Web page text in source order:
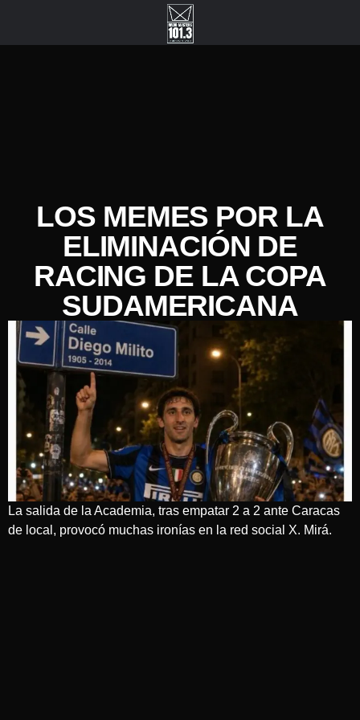
LOS MEMES POR LA
ELIMINACIÓN DE
RACING DE LA COPA
SUDAMERICANA
La salida de la Academia, tras empatar 2 a 2 ante Caracas
de local, provocó muchas ironías en la red social X. Mirá.